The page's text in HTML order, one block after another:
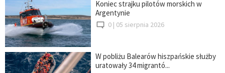
Koniec strajku pilotów morskich w
Argentynie
0 | 05 sierpnia 2026
W pobliżu Balearów hiszpańskie służby
uratowały 34 migrantó...